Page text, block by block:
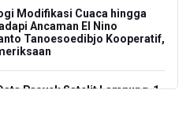
Modifikasi Cuaca hingga
Ancaman El Nino
Tanoesoedibjo Kooperatif,
Proyek Satelit Lampung-1